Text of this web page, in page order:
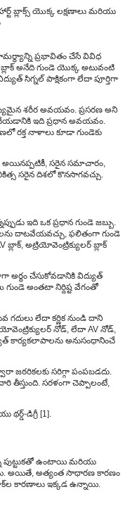
బ్లాక్స్ యొక్క లక్షణాలు మరియు
ప్రభావితం చేసే వివిధ
బ్లాక్ అనేది గుండె యొక్క అటువంటి
సిగ్నల్ పాక్షికంగా లేదా పూర్తిగా
శరీర అవయవం. ప్రసరణ అని
చేయడానికి ఇది ప్రధాన అవయవం.
రక్త నాళాలు కూడా గుండెకు
అయినప్పటికీ, సరైన సమాచారం,
సరైన దిశలో కొనసాగవచ్చు.
ఇది ఒక ప్రధాన గుండె జబ్బు.
దాటవేయవచ్చు, ఫలితంగా గుండె
బ్లాక్, అట్రియోవెంట్రిక్యులర్ బ్లాక్
అర్థం చేసుకోవడానికి విద్యుత్
గుండె అంతటా నిర్దిష్ట వేగంతో
లేదా కర్ణిక నుండి దాని
నోడ్, లేదా AV నోడ్,
కార్యకలాపాలను అనుసంధానించే
జఠరికలకు సరిగ్గా పంపబడదు.
దారి తీస్తుంది. సరళంగా చెప్పాలంటే,
థర్డ్-డిగ్రీ [1].
పుట్టుకతో ఉంటాయి మరియు
అయితే, అత్యంత సాధారణ కారణం
కారణాలు ఇక్కడ ఉన్నాయి.